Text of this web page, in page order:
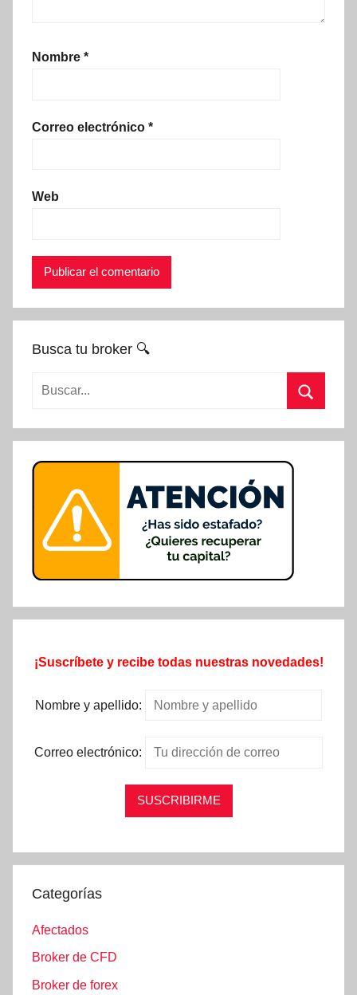
Nombre *
Correo electrónico *
Web
Busca tu broker 🔍
Buscar:
¡Suscríbete y recibe todas nuestras novedades!
Nombre y apellido:
Correo electrónico:
Categorías
Afectados
Broker de CFD
Broker de forex